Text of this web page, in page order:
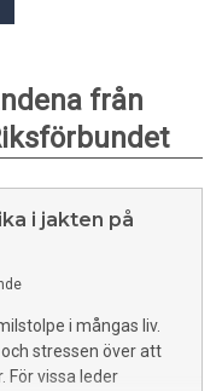
från
i jakten på
i mångas liv.
stressen över att
För vissa leder